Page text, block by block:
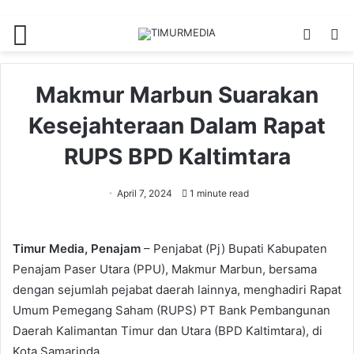
Switch
Makmur Marbun Suarakan
Kesejahteraan Dalam Rapat
RUPS BPD Kaltimtara
April 7, 2024 1 minute read
Timur Media, Penajam – Penjabat (Pj) Bupati Kabupaten
Penajam Paser Utara (PPU), Makmur Marbun, bersama
dengan sejumlah pejabat daerah lainnya, menghadiri Rapat
Umum Pemegang Saham (RUPS) PT Bank Pembangunan
Daerah Kalimantan Timur dan Utara (BPD Kaltimtara), di